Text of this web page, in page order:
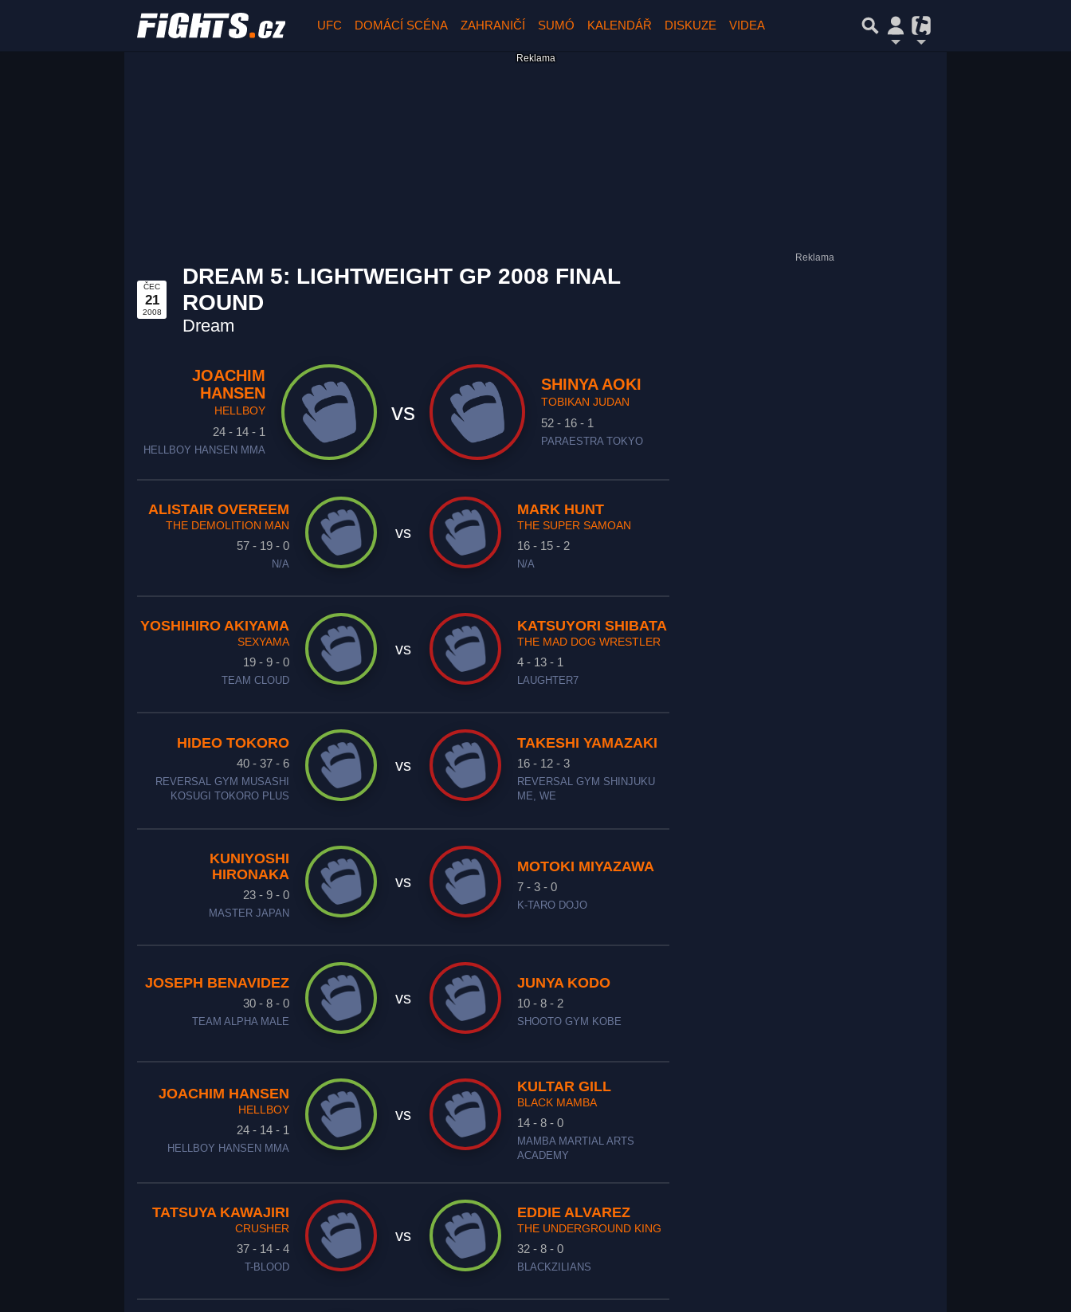
UFC DOMÁCÍ SCÉNA ZAHRANIČÍ SUMÓ KALENDÁŘ DISKUZE VIDEA
ČEC
21
2008
DREAM 5: LIGHTWEIGHT GP 2008 FINAL
ROUND
Dream
JOACHIM
HANSEN
HELLBOY
24 - 14 - 1
HELLBOY HANSEN MMA
vs
SHINYA AOKI
TOBIKAN JUDAN
52 - 16 - 1
PARAESTRA TOKYO
ALISTAIR OVEREEM
THE DEMOLITION MAN
57 - 19 - 0
N/A
vs
MARK HUNT
THE SUPER SAMOAN
16 - 15 - 2
N/A
YOSHIHIRO AKIYAMA
SEXYAMA
19 - 9 - 0
TEAM CLOUD
vs
KATSUYORI SHIBATA
THE MAD DOG WRESTLER
4 - 13 - 1
LAUGHTER7
HIDEO TOKORO
40 - 37 - 6
REVERSAL GYM MUSASHI
KOSUGI TOKORO PLUS
vs
TAKESHI YAMAZAKI
16 - 12 - 3
REVERSAL GYM SHINJUKU
ME, WE
KUNIYOSHI
HIRONAKA
23 - 9 - 0
MASTER JAPAN
vs
MOTOKI MIYAZAWA
7 - 3 - 0
K-TARO DOJO
JOSEPH BENAVIDEZ
30 - 8 - 0
TEAM ALPHA MALE
vs
JUNYA KODO
10 - 8 - 2
SHOOTO GYM KOBE
JOACHIM HANSEN
HELLBOY
24 - 14 - 1
HELLBOY HANSEN MMA
vs
KULTAR GILL
BLACK MAMBA
14 - 8 - 0
MAMBA MARTIAL ARTS
ACADEMY
TATSUYA KAWAJIRI
CRUSHER
37 - 14 - 4
T-BLOOD
vs
EDDIE ALVAREZ
THE UNDERGROUND KING
32 - 8 - 0
BLACKZILIANS